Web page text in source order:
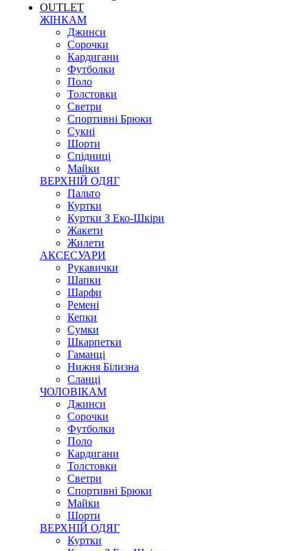
OUTLET
ЖІНКАМ
Джинси
Сорочки
Кардигани
Футболки
Поло
Толстовки
Светри
Спортивні Брюки
Сукні
Шорти
Спідниці
Майки
ВЕРХНІЙ ОДЯГ
Пальто
Куртки
Куртки З Еко-Шкіри
Жакети
Жилети
АКСЕСУАРИ
Рукавички
Шапки
Шарфи
Ремені
Кепки
Сумки
Шкарпетки
Гаманці
Нижня Білизна
Сланці
ЧОЛОВІКАМ
Джинси
Сорочки
Футболки
Поло
Кардигани
Толстовки
Светри
Спортивні Брюки
Майки
Шорти
ВЕРХНІЙ ОДЯГ
Куртки